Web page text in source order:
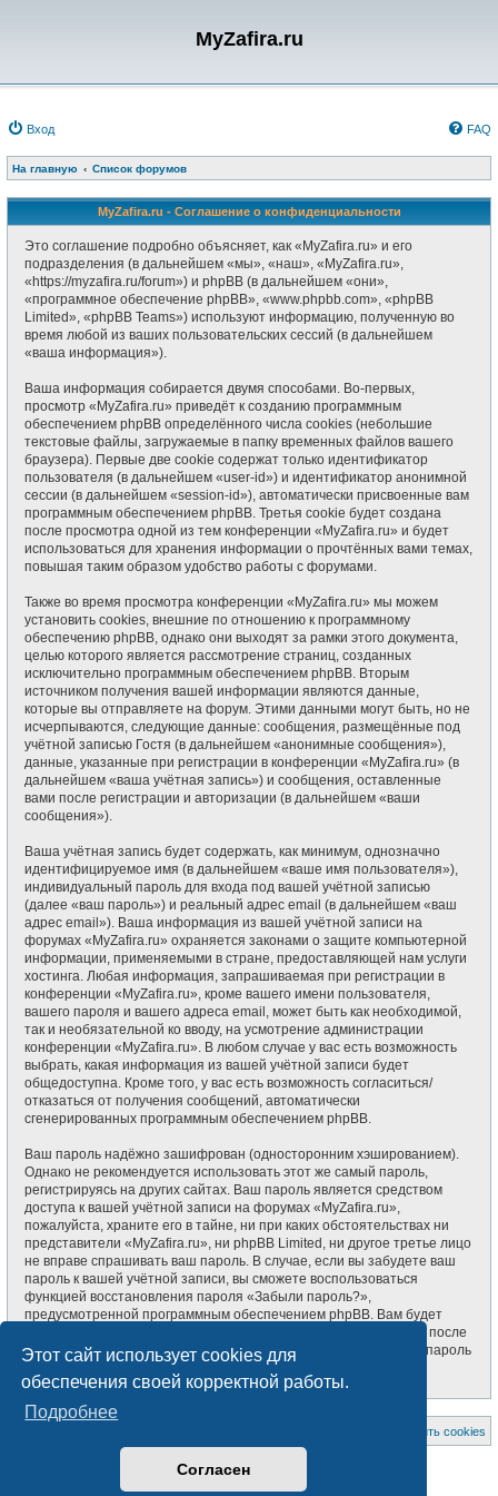
Этот сайт использует cookies для
обеспечения своей корректной работы.
Подробнее
Согласен
MyZafira.ru
Вход FAQ
На главную Список форумов
MyZafira.ru - Соглашение о конфиденциальности
Это соглашение подробно объясняет, как «MyZafira.ru» и его
подразделения (в дальнейшем «мы», «наш», «MyZafira.ru»,
«https://myzafira.ru/forum») и phpBB (в дальнейшем «они»,
«программное обеспечение phpBB», «www.phpbb.com», «phpBB
Limited», «phpBB Teams») используют информацию, полученную во
время любой из ваших пользовательских сессий (в дальнейшем
«ваша информация»).
Ваша информация собирается двумя способами. Во-первых,
просмотр «MyZafira.ru» приведёт к созданию программным
обеспечением phpBB определённого числа cookies (небольшие
текстовые файлы, загружаемые в папку временных файлов вашего
браузера). Первые две cookie содержат только идентификатор
пользователя (в дальнейшем «user-id») и идентификатор анонимной
сессии (в дальнейшем «session-id»), автоматически присвоенные вам
программным обеспечением phpBB. Третья cookie будет создана
после просмотра одной из тем конференции «MyZafira.ru» и будет
использоваться для хранения информации о прочтённых вами темах,
повышая таким образом удобство работы с форумами.
Также во время просмотра конференции «MyZafira.ru» мы можем
установить cookies, внешние по отношению к программному
обеспечению phpBB, однако они выходят за рамки этого документа,
целью которого является рассмотрение страниц, созданных
исключительно программным обеспечением phpBB. Вторым
источником получения вашей информации являются данные,
которые вы отправляете на форум. Этими данными могут быть, но не
исчерпываются, следующие данные: сообщения, размещённые под
учётной записью Гостя (в дальнейшем «анонимные сообщения»),
данные, указанные при регистрации в конференции «MyZafira.ru» (в
дальнейшем «ваша учётная запись») и сообщения, оставленные
вами после регистрации и авторизации (в дальнейшем «ваши
сообщения»).
Ваша учётная запись будет содержать, как минимум, однозначно
идентифицируемое имя (в дальнейшем «ваше имя пользователя»),
индивидуальный пароль для входа под вашей учётной записью
(далее «ваш пароль») и реальный адрес email (в дальнейшем «ваш
адрес email»). Ваша информация из вашей учётной записи на
форумах «MyZafira.ru» охраняется законами о защите компьютерной
информации, применяемыми в стране, предоставляющей нам услуги
хостинга. Любая информация, запрашиваемая при регистрации в
конференции «MyZafira.ru», кроме вашего имени пользователя,
вашего пароля и вашего адреса email, может быть как необходимой,
так и необязательной ко вводу, на усмотрение администрации
конференции «MyZafira.ru». В любом случае у вас есть возможность
выбрать, какая информация из вашей учётной записи будет
общедоступна. Кроме того, у вас есть возможность согласиться/
отказаться от получения сообщений, автоматически
сгенерированных программным обеспечением phpBB.
Ваш пароль надёжно зашифрован (односторонним хэшированием).
Однако не рекомендуется использовать этот же самый пароль,
регистрируясь на других сайтах. Ваш пароль является средством
доступа к вашей учётной записи на форумах «MyZafira.ru»,
пожалуйста, храните его в тайне, ни при каких обстоятельствах ни
представители «MyZafira.ru», ни phpBB Limited, ни другое третье лицо
не вправе спрашивать ваш пароль. В случае, если вы забудете ваш
пароль к вашей учётной записи, вы сможете воспользоваться
функцией восстановления пароля «Забыли пароль?»,
предусмотренной программным обеспечением phpBB. Вам будет
необходимо ввести ваше имя пользователя и ваш адрес email, после
чего программное обеспечение phpBB сгенерирует вам новый пароль
для вашей учётной записи.
Удалить cookies
Создано на основе